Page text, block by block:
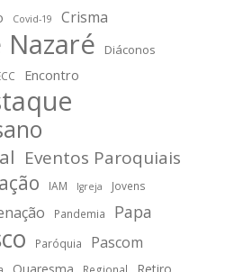
Covid-19 Crisma
Nazaré
Diáconos
Encontro
Eventos Paroquiais
IAM Igreja Jovens
Pandemia Papa
Paróquia
Pascom